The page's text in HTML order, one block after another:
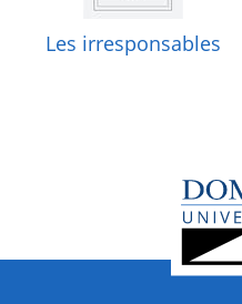
Les irresponsables